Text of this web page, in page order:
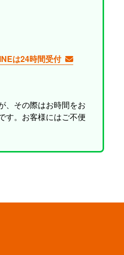
は24時間受付
、その際はお時間をお
す。お客様にはご不便